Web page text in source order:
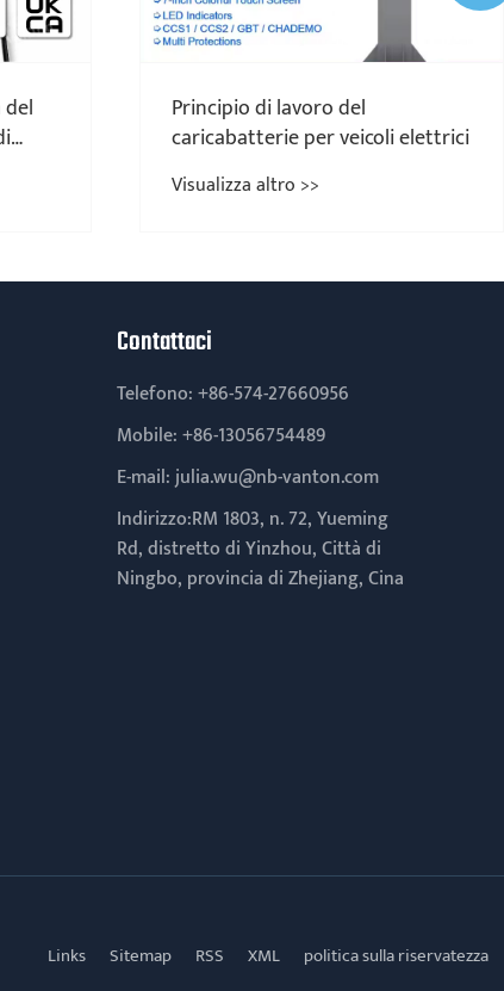
Principio di lavoro del
caricabatterie per veicoli elettrici
Visualizza altro >>
Contattaci
Telefono:+86-574-27660956
Mobile:+86-13056754489
E-mail:julia.wu@nb-vanton.com
Indirizzo:RM 1803, n. 72, Yueming
Rd, distretto di Yinzhou, Città di
Ningbo, provincia di Zhejiang, Cina
Links Sitemap RSS XML politica sulla riservatezza